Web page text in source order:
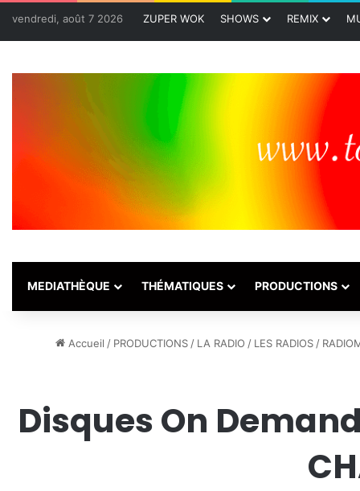
vendredi, août 7 2026 ZUPER WOK SHOWS REMIX
MEDIATHÈQUE THÉMATIQUES PRODUCTIONS
Accueil / PRODUCTIONS/ LA RADIO / LES RADIOS/
Disques On Demand